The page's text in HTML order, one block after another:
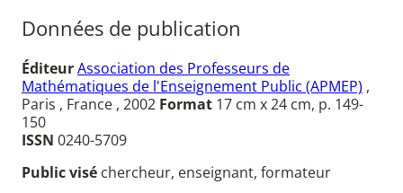
Données de publication
ÉditeurAssociation des Professeurs de
Mathématiques de l'Enseignement Public (APMEP) ,
Paris , France , 2002 Format 17 cm x 24 cm, p. 149-
150
ISSN 0240-5709
Public visé chercheur, enseignant, formateur